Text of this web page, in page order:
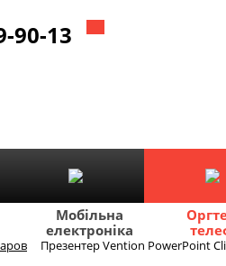
90-13
Мобільна
електроніка
Презентер Vention PowerPoint